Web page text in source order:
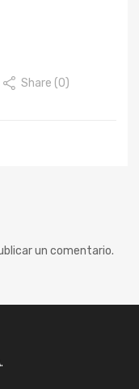
Share (0)
un comentario.